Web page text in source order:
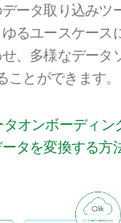
ータ取り込みツ
るユースケース
、多様なデータ
ことができます。
タオンボーディン
タを変換する方